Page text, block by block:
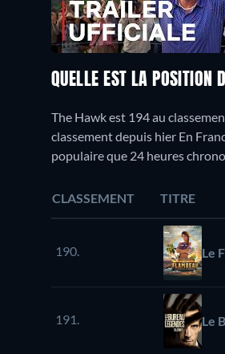
QUELLE EST LA POSITION
The Hawk est 194 au
classement depuis hier En
populaire que 24 heures
CLASSEMENT TITRE
190. Le
191. Le